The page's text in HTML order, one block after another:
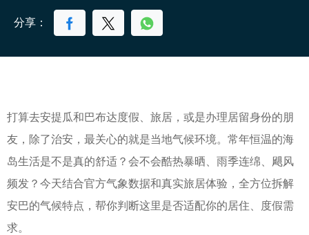
分享：
打算去安提瓜和巴布达度假、旅居，或是办理居留身份的朋
友，除了治安，最关心的就是当地气候环境。常年恒温的海
岛生活是不是真的舒适？会不会酷热暴晒、雨季连绵、飓风
频发？今天结合官方气象数据和真实旅居体验，全方位拆解
安巴的气候特点，帮你判断这里是否适配你的居住、度假需
求。